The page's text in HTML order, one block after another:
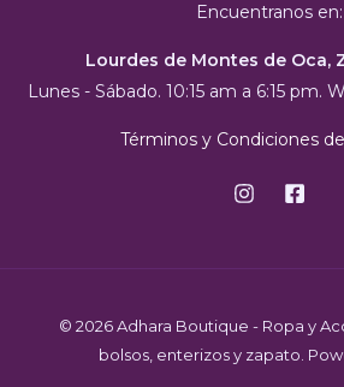
Encuentranos en:
Lourdes de Montes de Oca,
Lunes - Sábado. 10:15 am a 6:15 pm.
Términos y Condiciones
© 2026 Adhara Boutique - Ropa y
bolsos, enterizos y zapato.